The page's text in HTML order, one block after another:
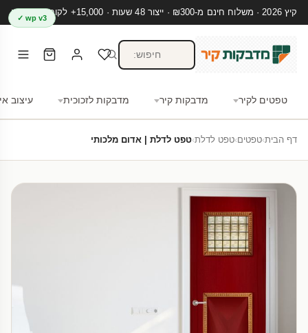
קיץ 2026 · משלוח חינם מ-₪300 · ייצור 48 שעות · 15,000+ לקוחות מרוצים
טפטים לקיר מדבקות קיר מדבקות לזכוכית עיצוב
wp v3 ✓
דף הבית›טפטים›טפט לדלת›טפט לדלת | אדום מלכותי